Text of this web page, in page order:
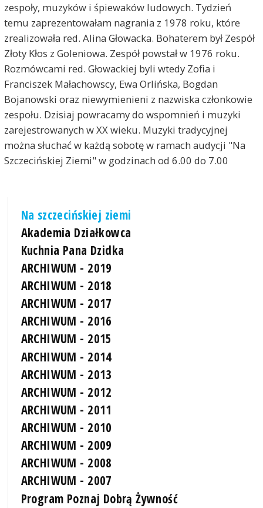
zespoły, muzyków i śpiewaków ludowych. Tydzień
temu zaprezentowałam nagrania z 1978 roku, które
zrealizowała red. Alina Głowacka. Bohaterem był Zespół
Złoty Kłos z Goleniowa. Zespół powstał w 1976 roku.
Rozmówcami red. Głowackiej byli wtedy Zofia i
Franciszek Małachowscy, Ewa Orlińska, Bogdan
Bojanowski oraz niewymienieni z nazwiska członkowie
zespołu. Dzisiaj powracamy do wspomnień i muzyki
zarejestrowanych w XX wieku. Muzyki tradycyjnej
można słuchać w każdą sobotę w ramach audycji "Na
Szczecińskiej Ziemi" w godzinach od 6.00 do 7.00
Na szczecińskiej ziemi
Akademia Działkowca
Kuchnia Pana Dzidka
ARCHIWUM - 2019
ARCHIWUM - 2018
ARCHIWUM - 2017
ARCHIWUM - 2016
ARCHIWUM - 2015
ARCHIWUM - 2014
ARCHIWUM - 2013
ARCHIWUM - 2012
ARCHIWUM - 2011
ARCHIWUM - 2010
ARCHIWUM - 2009
ARCHIWUM - 2008
ARCHIWUM - 2007
Program Poznaj Dobrą Żywność